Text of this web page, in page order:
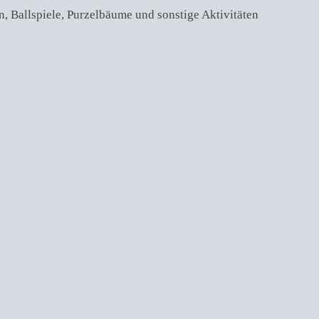
Ballspiele, Purzelbäume und sonstige Aktivitäten